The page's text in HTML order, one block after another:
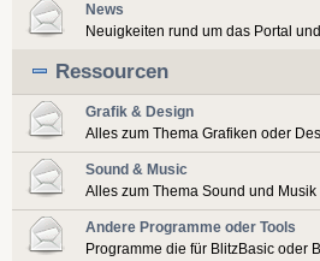
News
Neuigkeiten rund um das Portal
Ressourcen
Grafik & Design
Alles zum Thema Grafiken oder
Sound & Music
Alles zum Thema Sound und Musik
Andere Programme oder Tools
Programme die für BlitzBasic oder